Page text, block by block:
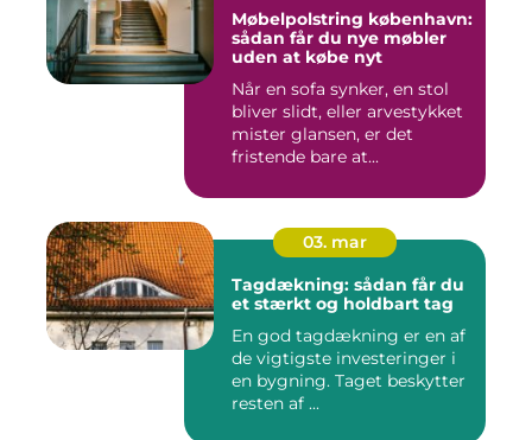
Møbelpolstring københavn:
sådan får du nye møbler
uden at købe nyt
Når en sofa synker, en stol
bliver slidt, eller arvestykket
mister glansen, er det
fristende bare at...
03. mar
Tagdækning: sådan får du
et stærkt og holdbart tag
En god tagdækning er en af
de vigtigste investeringer i
en bygning. Taget beskytter
resten af ...